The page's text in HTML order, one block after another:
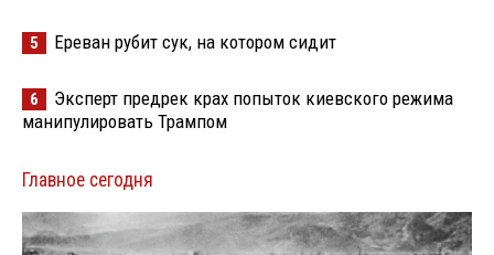
5 Ереван рубит сук, на котором сидит
6
Эксперт предрек крах попыток киевского режима
манипулировать Трампом
Главное сегодня